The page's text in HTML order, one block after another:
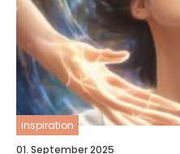
inspiration
01. September 2025